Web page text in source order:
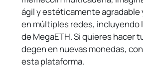
ágil y estéticamente agradable
en múltiples redes, incluyendo
de MegaETH. Si quieres hacer
degen en nuevas monedas,
esta plataforma.